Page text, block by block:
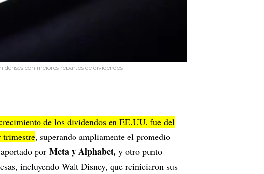
con mejores repartos de dividendos
de los dividendos en EE.UU. fue del
trimestre, superando ampliamente el promedio
por Meta y Alphabet, y otro punto
incluyendo Walt Disney, que reiniciaron sus